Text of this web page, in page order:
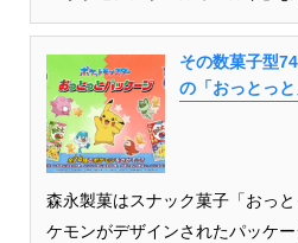
その数菓子型
の「おっとっ
森永製菓はスナック菓子「おっ
ケモンがデザインされたパッケ